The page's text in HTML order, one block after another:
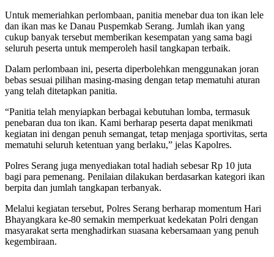
Untuk memeriahkan perlombaan, panitia menebar dua ton ikan lele
dan ikan mas ke Danau Puspemkab Serang. Jumlah ikan yang
cukup banyak tersebut memberikan kesempatan yang sama bagi
seluruh peserta untuk memperoleh hasil tangkapan terbaik.
Dalam perlombaan ini, peserta diperbolehkan menggunakan joran
bebas sesuai pilihan masing-masing dengan tetap mematuhi aturan
yang telah ditetapkan panitia.
“Panitia telah menyiapkan berbagai kebutuhan lomba, termasuk
penebaran dua ton ikan. Kami berharap peserta dapat menikmati
kegiatan ini dengan penuh semangat, tetap menjaga sportivitas, serta
mematuhi seluruh ketentuan yang berlaku,” jelas Kapolres.
Polres Serang juga menyediakan total hadiah sebesar Rp 10 juta
bagi para pemenang. Penilaian dilakukan berdasarkan kategori ikan
berpita dan jumlah tangkapan terbanyak.
Melalui kegiatan tersebut, Polres Serang berharap momentum Hari
Bhayangkara ke-80 semakin memperkuat kedekatan Polri dengan
masyarakat serta menghadirkan suasana kebersamaan yang penuh
kegembiraan.